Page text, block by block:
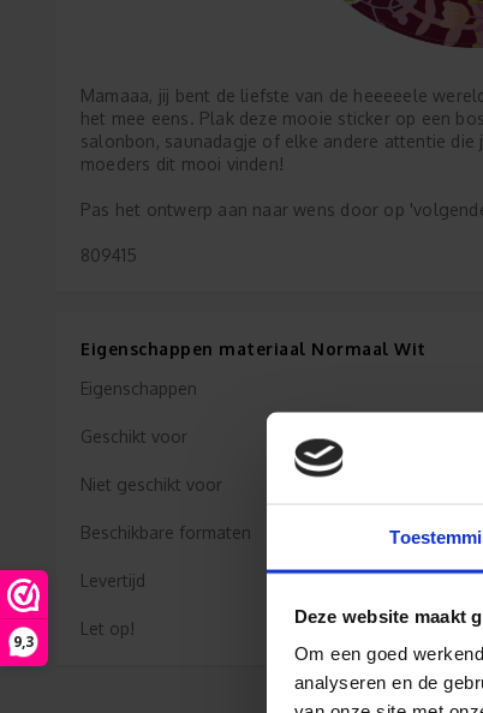
9,3
Deze website maakt
Om een goed
analyseren en de
Mamaaa, jij bent de liefste van de heeeeele
het mee eens. Plak deze mooie sticker op een
salonbon, saunadagje of elke andere attentie
moeders dit mooi vinden!
Pas het ontwerp aan naar wens door op
809415
Eigenschappen materiaal Normaal Wit
Eigenschappen
Geschikt voor
Niet geschikt voor
Beschikbare formaten
Levertijd
Let op!